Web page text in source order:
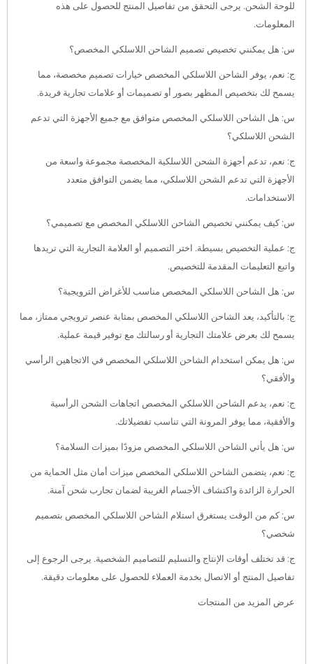
للوحة الشحن. يرجى التحقق من تفاصيل المنتج للحصول على هذه
المعلومات.
س: هل يمكنني تخصيص تصميم الشاحن اللاسلكي المخصص؟
ج: نعم، يوفر الشاحن اللاسلكي المخصص خيارات تصميم مخصصة، مما
يسمح لك بتخصيص المظهر بصور أو تصميمات أو علامات تجارية فريدة.
س: هل الشاحن اللاسلكي المخصص متوافق مع جميع الأجهزة التي تدعم
الشحن اللاسلكي؟
ج: نعم، تدعم أجهزة الشحن اللاسلكية المخصصة مجموعة واسعة من
الأجهزة التي تدعم الشحن اللاسلكي، مما يضمن التوافق متعدد
الاستخدامات.
س: كيف يمكنني تخصيص الشاحن اللاسلكي المخصص مع تصميمي؟
ج: عملية التخصيص بسيطة. اختر التصميم أو العلامة التجارية التي تريدها
واتبع التعليمات المقدمة للتخصيص.
س: هل الشاحن اللاسلكي المخصص مناسب للأغراض الترويجية؟
ج: بالتأكيد، يعد الشاحن اللاسلكي المخصص بمثابة عنصر ترويجي ممتاز، مما
يسمح لك بعرض علامتك التجارية أو رسالتك مع توفير قيمة عملية.
س: هل يمكن استخدام الشاحن اللاسلكي المخصص في الاتجاهين الرأسي
والأفقي؟
ج: نعم، يدعم الشاحن اللاسلكي المخصص اتجاهات الشحن الرأسية
والأفقية، مما يوفر المرونة التي تناسب تفضيلاتك.
س: هل يأتي الشاحن اللاسلكي المخصص مزودًا بميزات السلامة؟
ج: نعم، يتضمن الشاحن اللاسلكي المخصص ميزات أمان مثل الحماية من
الحرارة الزائدة واكتشاف الأجسام الغريبة لضمان تجارب شحن آمنة.
س: كم من الوقت يستغرق استلام الشاحن اللاسلكي المخصص بتصميم
شخصي؟
ج: قد تختلف أوقات الإنتاج والتسليم للتصاميم الشخصية. يرجى الرجوع إلى
تفاصيل المنتج أو الاتصال بخدمة العملاء للحصول على معلومات دقيقة.
عرض المزيد من المنتجات